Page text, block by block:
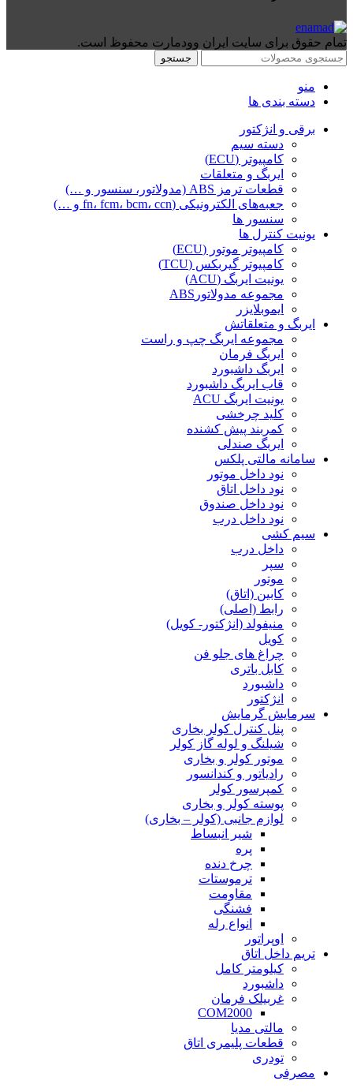
تمام حقوق برای سایت ایران وودمارت محفوظ است.
جستجو
منو
دسته بندی ها
برقی و انژکتور
دسته سیم
کامپیوتر (ECU)
ایربگ و متعلقات
قطعات ترمز ABS (مدولاتور، سنسور و …)
جعبه‌های الکترونیکی (fn، fcm، bcm، ccn و …)
سنسور ها
یونیت کنترل ها
کامپیوتر موتور (ECU)
کامپیوتر گیربکس (TCU)
یونیت ایربگ (ACU)
مجموعه مدولاتورABS
ایموبلایزر
ایربگ و متعلقاتش
مجموعه ایربگ چپ و راست
ایربگ فرمان
ایربگ داشبورد
قاب ایربگ داشبورد
یونیت ایربگ ACU
کلید چرخشی
کمربند پیش کشنده
ایربگ صندلی
سامانه مالتی پلکس
نود داخل موتور
نود داخل اتاق
نود داخل صندوق
نود داخل درب
سیم کشی
داخل درب
سپر
موتور
کابین (اتاق)
رابط (اصلی)
منیفولد (انژکتور- کویل)
کویل
چراغ های جلو فن
کابل باتری
داشبورد
انژکتور
سرمایش گرمایش
پنل کنترل کولر بخاری
شیلنگ و لوله گاز کولر
موتور کولر و بخاری
رادیاتور و کندانسور
کمپرسور کولر
پوسته کولر و بخاری
لوازم جانبی (کولر – بخاری)
شیر انبساط
پره
چرخ دنده
ترموستات
مقاومت
فشنگی
انواع رله
اوپراتور
تریم داخل اتاق
کیلومتر کامل
داشبورد
غربیلک فرمان
COM2000
مالتی مدیا
قطعات پلیمری اتاق
تودری
مصرفی